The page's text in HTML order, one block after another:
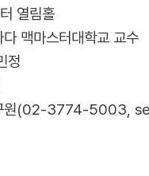
열림홀
맥마스터대학교 교수
정
원(02-3774-5003,